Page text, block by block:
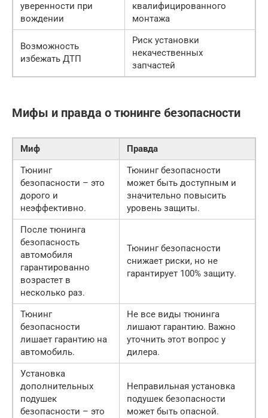
уверенности при
вождении
квалифицированного
монтажа
Возможность
избежать ДТП
Риск установки
некачественных
запчастей
Мифы и правда о тюнинге безопасности
Миф
Правда
Тюнинг
безопасности – это
дорого и
неэффективно.
Тюнинг безопасности
может быть доступным и
значительно повысить
уровень защиты.
После тюнинга
безопасность
автомобиля
гарантированно
возрастет в
несколько раз.
Тюнинг безопасности
снижает риски, но не
гарантирует 100% защиту.
Тюнинг
безопасности
лишает гарантию на
автомобиль.
Не все виды тюнинга
лишают гарантию. Важно
уточнить этот вопрос у
дилера.
Установка
дополнительных
подушек
безопасности – это
Неправильная установка
подушек безопасности
может быть опасной.